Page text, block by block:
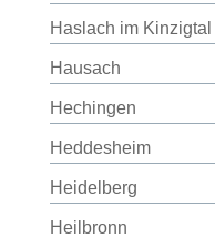
Haslach im Kinzigtal
Hausach
Hechingen
Heddesheim
Heidelberg
Heilbronn